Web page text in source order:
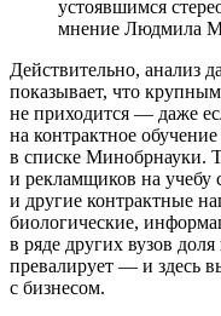
устоявшимся
мнение Людмила
Действительно, анализ
показывает, что
не приходится — даже
на контрактное
в списке Минобрнауки.
и рекламщиков на учебу
и другие контрактные
биологические,
в ряде других вузов
превалирует — и здесь
с бизнесом.